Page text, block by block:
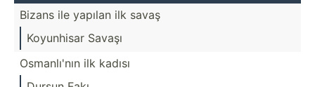
Bizans ile yapılan ilk savaş
Koyunhisar Savaşı
Osmanl­ı'nın ilk kadısı